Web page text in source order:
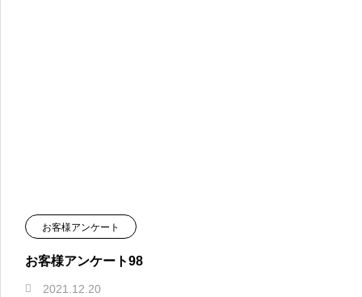
お客様アンケート
お客様アンケート98
2021.12.20